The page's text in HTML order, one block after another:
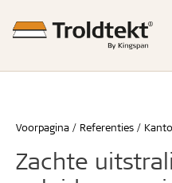
Voorpagina Referenties
Zachte